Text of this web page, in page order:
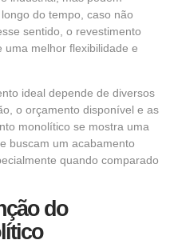
do tempo, caso não
sentido, o revestimento
uma melhor flexibilidade e
ideal depende de diversos
o orçamento disponível e as
monolítico se mostra uma
buscam um acabamento
quando comparado
do